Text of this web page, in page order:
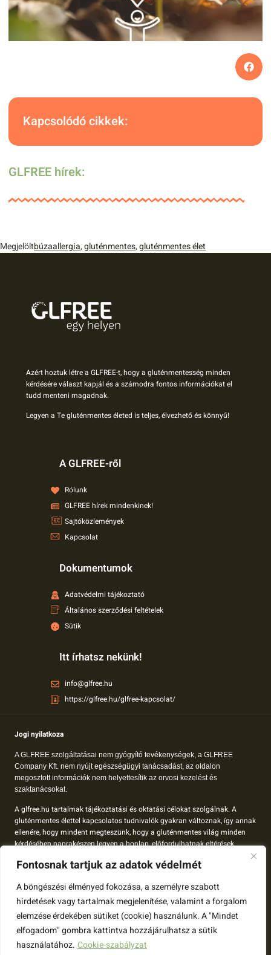
Fontosnak tartjuk az adatok védelmét
A böngészési élményed fokozása, a személyre szabott
hirdetések vagy tartalmak megjelenítése, valamint a forgalom
elemzése érdekében sütiket (cookie) használunk. A "Mindet
elfogadom" gombra kattintva hozzájárulhatsz a sütik
használatához. Cookie-szabályzat
Kapcsolódó cikkek:
GLFREE hírek:
Megjelöltbúzaallergia,gluténmentes,gluténmentes élet
Azért hoztuk létre a GLFREE-t, hogy a gluténmentesség minden
kérdésére választ kapjál és a számodra fontos információkat el
tudd menteni magadnak.
Legyen a Te gluténmentes életed is teljes, élvezhető és könnyű!
A GLFREE-ről
Rólunk
GLFREE hírek mindenkinek!
Sajtóközlemények
Kapcsolat
Dokumentumok
Adatvédelmi tájékoztató
Általános szerződési feltételek
Sütik
Itt írhatsz nekünk!
info@glfree.hu
https://glfree.hu/glfree-kapcsolat/
Jogi nyilatkoza
A GLFREE szolgáltatásai nem gyógyító tevékenységek, a GLFREE
Company Kft. nem nyújt egészségügyi tanácsadást, az oldalon
megosztott információk nem helyettesítik az orvosi kezelést és
szaktanácsokat.
A glfree.hu tartalmak tájékoztatási és oktatási célokat szolgálnak. A
gluténmentes élettel kapcsolatos tudnivalók gyakran változnak, így annak
ellenére, hogy mindent megteszünk, hogy a gluténmentes világ minden
kérdésében naprakészen legyen a honlap, előfordulhatnak eltérések.
A glfree.hu-n megjelenő tartalom nem orvosok által összeállított tartalom,
kezelőorvosoddal megbeszélni.
Amennyiben bármelyik témához további információd van, keress minket:
https://glfree.hu/glfree-kapcsolat/